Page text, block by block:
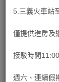
5.三義火車站
僅提供進房及
接駁時間
週六、連續假